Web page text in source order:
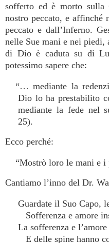
sofferto ed è morto sulla
nostro peccato, e affinché
peccato e dall’Inferno.
nelle Sue mani e nei piedi,
di Dio è caduta su di
potessimo sapere che:
“… mediante la
Dio lo ha prestabilito
mediante la fede nel
25).
Ecco perché:
“Mostrò loro le mani e
Cantiamo l’inno del Dr.
Guardate il Suo Capo,
Sofferenza e amore
La sofferenza e
E delle spine hanno